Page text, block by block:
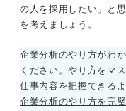
の人を採用したい」と
を考えましょう。
企業分析のやり方がわ
ください。やり方をマ
仕事内容を把握できる
企業分析のやり方を完